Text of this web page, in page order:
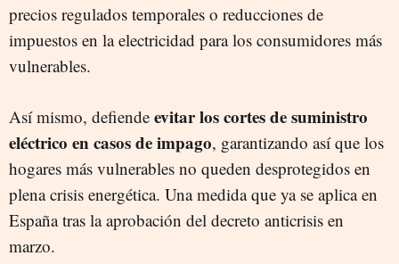
precios regulados temporales o reducciones de
impuestos en la electricidad para los consumidores más
vulnerables.
Así mismo, defiende evitar los cortes de suministro
eléctrico en casos de impago, garantizando así que los
hogares más vulnerables no queden desprotegidos en
plena crisis energética. Una medida que ya se aplica en
España tras la aprobación del decreto anticrisis en
marzo.